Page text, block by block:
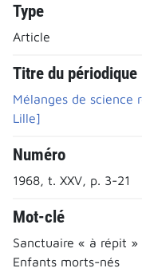
Type
Article
Titre du périodique
Mélanges de science
Lille]
Numéro
1968, t. XXV, p. 3-21
Mot-clé
Sanctuaire « à répit »
Enfants morts-nés